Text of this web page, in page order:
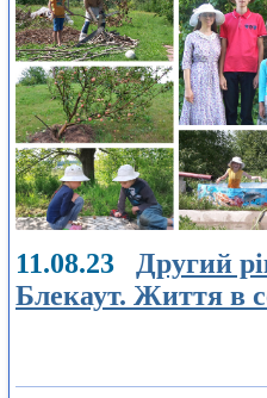
11.08.23 Другий
Блекаут. Життя в